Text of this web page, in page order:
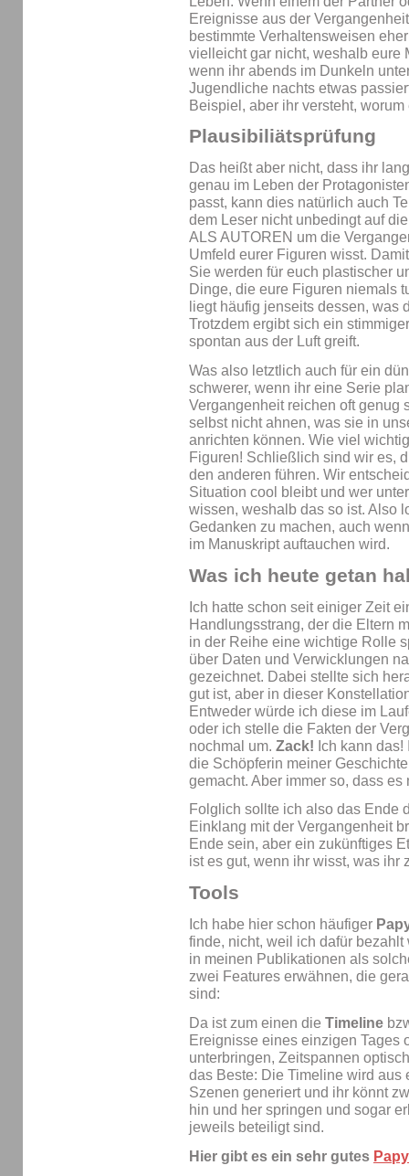
Ereignisse aus der
bestimmte Verhaltensweisen
vielleicht gar nicht, weshalb eure
wenn ihr abends im Dunkeln
Jugendliche nachts etwas
Beispiel, aber ihr versteht, worum
Plausibiliätsprüfung
Das heißt aber nicht, dass ihr
genau im Leben der
passt, kann dies natürlich auch
dem Leser nicht unbedingt auf
ALS AUTOREN um die
Umfeld eurer Figuren wisst.
Sie werden für euch plastischer
Dinge, die eure Figuren niemals
liegt häufig jenseits dessen, was
Trotzdem ergibt sich ein
spontan aus der Luft greift.
Was also letztlich auch für ein
schwerer, wenn ihr eine Serie
Vergangenheit reichen oft genug
selbst nicht ahnen, was sie in
anrichten können. Wie viel
Figuren! Schließlich sind wir es,
den anderen führen. Wir
Situation cool bleibt und wer
wissen, weshalb das so ist. Also
Gedanken zu machen, auch
im Manuskript auftauchen wird.
Was ich heute getan
Ich hatte schon seit einiger Zeit
Handlungsstrang, der die Eltern
in der Reihe eine wichtige Rolle
über Daten und Verwicklungen
gezeichnet. Dabei stellte sich
gut ist, aber in dieser
Entweder würde ich diese im
oder ich stelle die Fakten der
nochmal um. Zack! Ich kann
die Schöpferin meiner
gemacht. Aber immer so, dass
Folglich sollte ich also das Ende
Einklang mit der Vergangenheit
Ende sein, aber ein zukünftiges
ist es gut, wenn ihr wisst, was ihr
Tools
Ich habe hier schon häufiger
finde, nicht, weil ich dafür
in meinen Publikationen als
zwei Features erwähnen, die
sind:
Da ist zum einen die Timeline
Ereignisse eines einzigen Tages
unterbringen, Zeitspannen
das Beste: Die Timeline wird
Szenen generiert und ihr könnt
hin und her springen und sogar
jeweils beteiligt sind.
Hier gibt es ein sehr gutes